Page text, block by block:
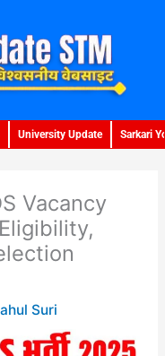
University Update Sarkari
Vacancy
Suri